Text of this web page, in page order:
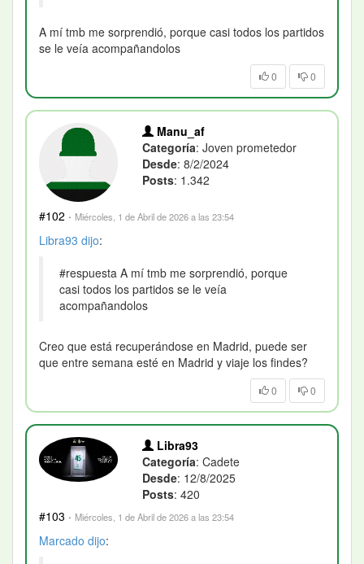
A mí tmb me sorprendió, porque casi todos los partidos
se le veía acompañandolos
0 0
Manu_af
Categoría: Joven prometedor
Desde: 8/2/2024
Posts: 1.342
#102 · Miércoles, 1 de Abril de 2026 a las 23:54
Libra93 dijo:
#respuesta A mí tmb me sorprendió, porque
casi todos los partidos se le veía
acompañandolos
Creo que está recuperándose en Madrid, puede ser
que entre semana esté en Madrid y viaje los findes?
0 0
Libra93
Categoría: Cadete
Desde: 12/8/2025
Posts: 420
#103 · Miércoles, 1 de Abril de 2026 a las 23:54
Marcado dijo: